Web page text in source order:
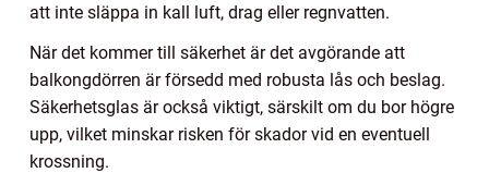
att inte släppa in kall luft, drag eller regnvatten.
När det kommer till säkerhet är det avgörande att
balkongdörren är försedd med robusta lås och beslag.
Säkerhetsglas är också viktigt, särskilt om du bor högre
upp, vilket minskar risken för skador vid en eventuell
krossning.